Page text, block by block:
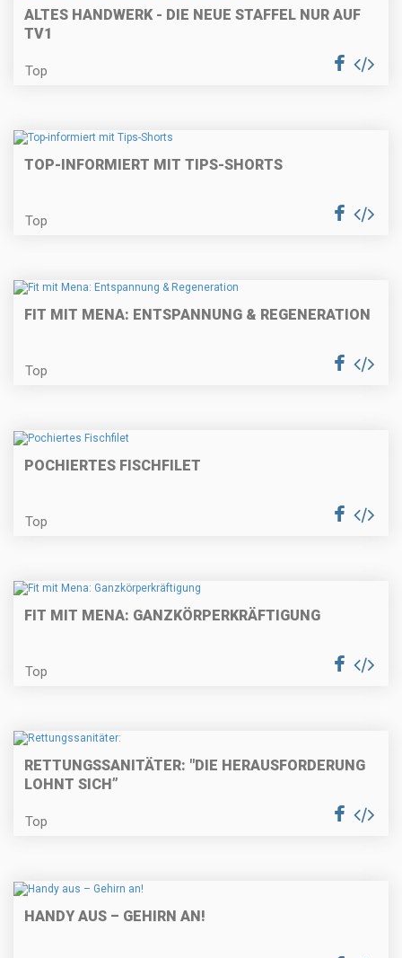
ALTES HANDWERK - DIE NEUE STAFFEL NUR AUF
TV1
Top
TOP-INFORMIERT MIT TIPS-SHORTS
Top
FIT MIT MENA: ENTSPANNUNG & REGENERATION
Top
POCHIERTES FISCHFILET
Top
FIT MIT MENA: GANZKÖRPERKRÄFTIGUNG
Top
RETTUNGSSANITÄTER: "DIE HERAUSFORDERUNG
LOHNT SICH”
Top
HANDY AUS – GEHIRN AN!